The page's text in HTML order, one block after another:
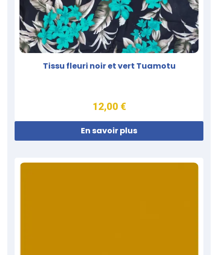
Tissu fleuri noir et vert Tuamotu
12,00 €
En savoir plus